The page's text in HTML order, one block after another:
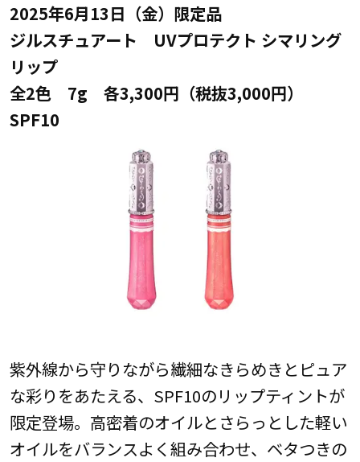
2025年6月13日（金）限定品
ジルスチュアート UVプロテクト シマリング
リップ
全2色 7g 各3,300円（税抜3,000円）
SPF10
紫外線から守りながら繊細なきらめきとピュア
な彩りをあたえる、SPF10のリップティントが
限定登場。高密着のオイルとさらっとした軽い
オイルをバランスよく組み合わせ、ベタつきの